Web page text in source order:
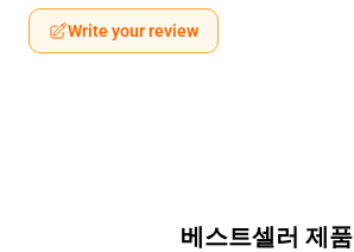
Write your review
베스트셀러 제품